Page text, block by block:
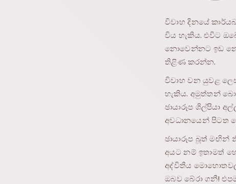
විවාහ දිනයේ
විය හැකිය. එවිට
නොවෙන්නට ඉඩ
තිළිණ කරන්න.
විවාහ වන යුවළ
හැකිය. අමුත්තන්
ඡායාරූප ශිල්පියා
අවධානයෙන් පිටත
ඡායාරූප බූත් මඟින්
අයට නම් ඉතාමත්
අද්විතීය
ඔබව බේරා ගනී!